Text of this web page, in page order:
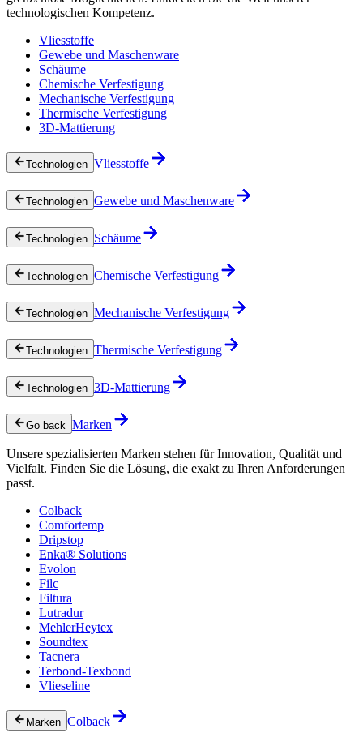
technologischen Kompetenz.
Vliesstoffe
Gewebe und Maschenware
Schäume
Chemische Verfestigung
Mechanische Verfestigung
Thermische Verfestigung
3D-Mattierung
Technologien Vliesstoffe
Technologien Gewebe und Maschenware
Technologien Schäume
Technologien Chemische Verfestigung
Technologien Mechanische Verfestigung
Technologien Thermische Verfestigung
Technologien 3D-Mattierung
Go back Marken
Unsere spezialisierten Marken stehen für Innovation, Qualität und
Vielfalt. Finden Sie die Lösung, die exakt zu Ihren Anforderungen
passt.
Colback
Comfortemp
Dripstop
Enka® Solutions
Evolon
Filc
Filtura
Lutradur
MehlerHeytex
Soundtex
Tacnera
Terbond-Texbond
Vlieseline
Marken Colback